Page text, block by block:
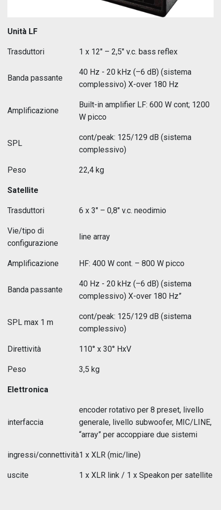
Unità LF
Trasduttori 1 x 12" – 2,5" v.c. bass reflex
Banda passante
40 Hz - 20 kHz (–6 dB) (sistema
complessivo) X-over 180 Hz
Amplificazione
Built-in amplifier LF: 600 W cont; 1200
W picco
SPL
cont/peak: 125/129 dB (sistema
complessivo)
Peso 22,4 kg
Satellite
Trasduttori 6 x 3" – 0,8" v.c. neodimio
Vie/tipo di
configurazione
line array
Amplificazione HF: 400 W cont. – 800 W picco
Banda passante
40 Hz - 20 kHz (–6 dB) (sistema
complessivo) X-over 180 Hz”
SPL max 1 m
cont/peak: 125/129 dB (sistema
complessivo)
Direttività 110° x 30° HxV
Peso 3,5 kg
Elettronica
interfaccia
encoder rotativo per 8 preset, livello
generale, livello subwoofer, MIC/LINE,
“array” per accoppiare due sistemi
ingressi/connettività1 x XLR (mic/line)
uscite 1 x XLR link / 1 x Speakon per satellite